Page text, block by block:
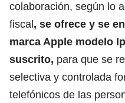
colaboración, según lo
fiscal , se ofrece y se
marca Apple modelo
suscrito, para que se
selectiva y controlada
telefónicos de las